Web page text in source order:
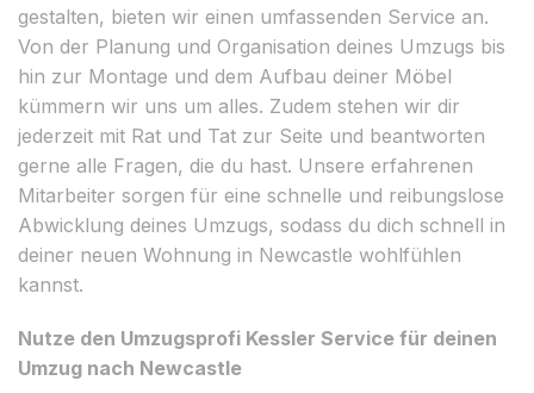
gestalten, bieten wir einen umfassenden Service an.
Von der Planung und Organisation deines Umzugs bis
hin zur Montage und dem Aufbau deiner Möbel
kümmern wir uns um alles. Zudem stehen wir dir
jederzeit mit Rat und Tat zur Seite und beantworten
gerne alle Fragen, die du hast. Unsere erfahrenen
Mitarbeiter sorgen für eine schnelle und reibungslose
Abwicklung deines Umzugs, sodass du dich schnell in
deiner neuen Wohnung in Newcastle wohlfühlen
kannst.
Nutze den Umzugsprofi Kessler Service für deinen
Umzug nach Newcastle